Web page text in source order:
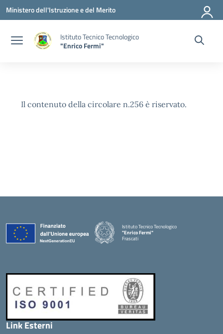
Vai ai contenuti
Vai al menu di navigazione
Vai al footer
Ministero dell'Istruzione e del Merito
Istituto Tecnico Tecnologico
"Enrico Fermi"
Il contenuto della circolare n.256 è riservato.
Istituto Tecnico Tecnologico
"Enrico Fermi"
Frascati
Link Esterni